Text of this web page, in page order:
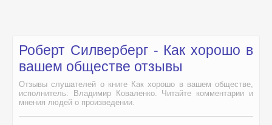
Роберт Силверберг - Как хорошо в
вашем обществе отзывы
Отзывы слушателей о книге Как хорошо в вашем обществе,
исполнитель: Владимир Коваленко. Читайте комментарии и
мнения людей о произведении.